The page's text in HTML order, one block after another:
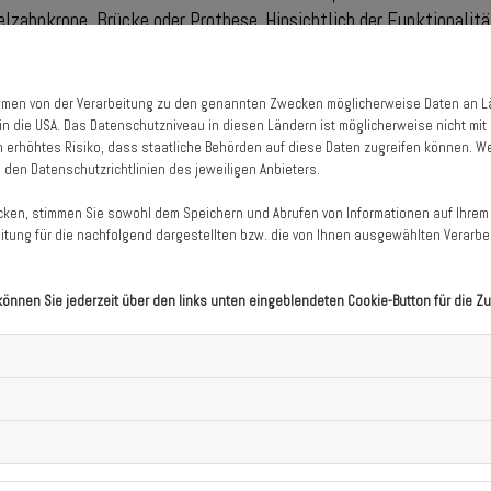
Brücke oder Prothese. Hinsichtlich der
Brücken oder Prothesen. Immer mehr Studien gehen davon
Durch unsere Erfahrung und intensive Fort- und
einzusetzen. Dabei kommen moderne, diagnostische und
Volumentomographie zum Einsatz. Der Umgang mit
Einfluss auf das Einheilen der Implantate.
eine allgemeinmedizinische Anamnese erhoben,
halten wir Rücksprache mit Ihren betreuenden Ärzten.
von der Verarbeitung zu den genannten Zwecken möglicherweise Daten an
die USA. Das Datenschutzniveau in diesen Ländern ist möglicherweise nicht mit
Risiko, dass staatliche Behörden auf diese Daten zugreifen können.
Datenschutzrichtlinien des jeweiligen Anbieters.
stimmen Sie sowohl dem Speichern und Abrufen von Informationen auf Ihrem
für die nachfolgend dargestellten bzw. die von Ihnen ausgewählten
Sie jederzeit über den links unten eingeblendeten Cookie-Button für die